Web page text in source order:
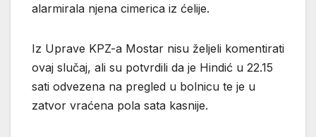
alarmirala njena cimerica iz ćelije.
Iz Uprave KPZ-a Mostar nisu željeli komentirati
ovaj slučaj, ali su potvrdili da je Hindić u 22.15
sati odvezena na pregled u bolnicu te je u
zatvor vraćena pola sata kasnije.